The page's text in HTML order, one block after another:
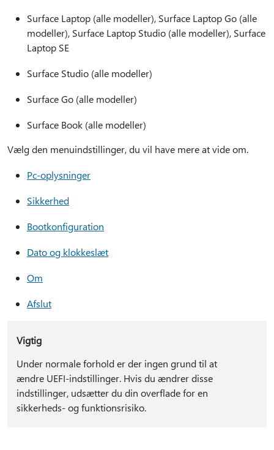
Surface Laptop (alle modeller), Surface Laptop Go (alle
modeller), Surface Laptop Studio (alle modeller), Surface
Laptop SE
Surface Studio (alle modeller)
Surface Go (alle modeller)
Surface Book (alle modeller)
Vælg den menuindstillinger, du vil have mere at vide om.
Pc-oplysninger
Sikkerhed
Bootkonfiguration
Dato og klokkeslæt
Om
Afslut
Vigtig
Under normale forhold er der ingen grund til at
ændre UEFI-indstillinger. Hvis du ændrer disse
indstillinger, udsætter du din overflade for en
sikkerheds- og funktionsrisiko.